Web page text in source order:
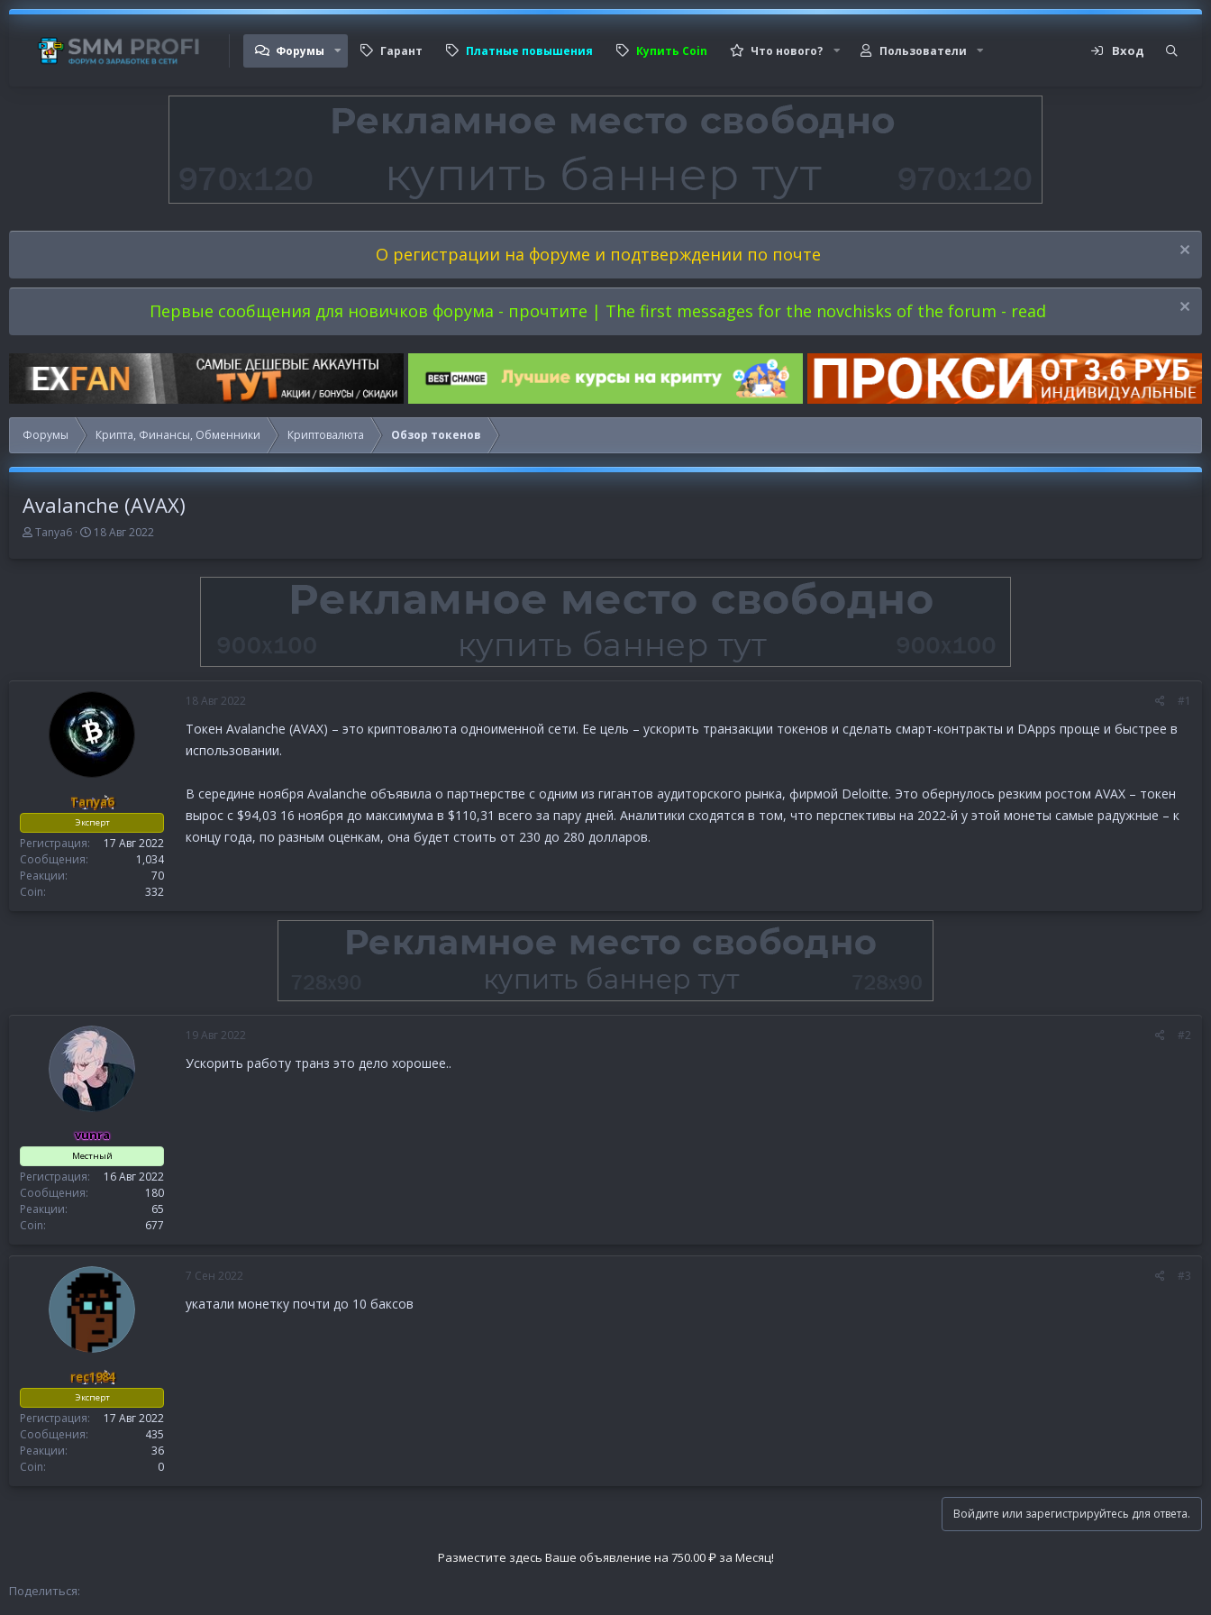
Форумы Гарант Платные повышения Купить Coin Что нового? Пользователи Вход
О регистрации на форуме и подтверждении по почте
Первые сообщения для новичков форума - прочтите | The first messages for the novchisks of the forum - read
Форумы Крипта, Финансы, Обменники Криптовалюта Обзор токенов
Avalanche (AVAX)
А
Tanya6
Д
а
18 Авг 2022
Tanya6
Эксперт
Регистрация
17 Авг 2022
Сообщения
1,034
Реакции
70
Coin
332
18 Авг 2022 #1
Токен Avalanche (AVAX) – это криптовалюта одноименной сети. Ее цель – ускорить транзакции токенов и сделать смарт-контракты и DApps проще и быстрее в
использовании.
В середине ноября Avalanche объявила о партнерстве с одним из гигантов аудиторского рынка, фирмой Deloitte. Это обернулось резким ростом AVAX – токен
вырос с $94,03 16 ноября до максимума в $110,31 всего за пару дней. Аналитики сходятся в том, что перспективы на 2022-й у этой монеты самые радужные – к
концу года, по разным оценкам, она будет стоить от 230 до 280 долларов.
vunra
Местный
Регистрация
16 Авг 2022
Сообщения
180
Реакции
65
Coin
677
19 Авг 2022 #2
Ускорить работу транз это дело хорошее..
rec1984
Эксперт
Регистрация
17 Авг 2022
Сообщения
435
Реакции
36
Coin
0
7 Сен 2022 #3
укатали монетку почти до 10 баксов
Войдите или зарегистрируйтесь для ответа.
Разместите здесь Ваше объявление на 750.00 ₽ за Месяц!
Поделиться: